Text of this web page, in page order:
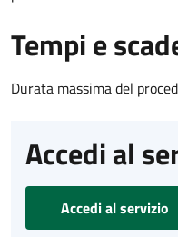
Tempi e
Durata massima del
Accedi al
Accedi al servizio